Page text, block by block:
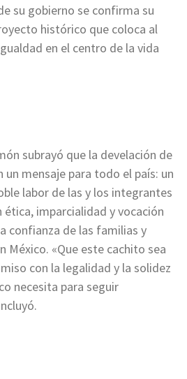
su gobierno se confirma su
histórico que coloca al
en el centro de la vida
subrayó que la develación de
mensaje para todo el país: un
labor de las y los integrantes
imparcialidad y vocación
confianza de las familias y
México. «Que este cachito sea
con la legalidad y la solidez
necesita para seguir